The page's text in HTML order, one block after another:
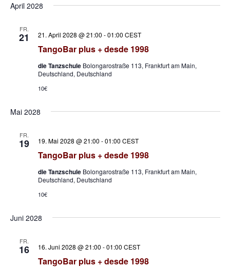
April 2028
FR.
21
TangoBar plus + desde 1998
21. April 2028 @ 21:00 -01:00 CEST
die Tanzschule Bolongarostraße 113, Frankfurt am Main,
Deutschland, Deutschland
10€
Mai 2028
FR.
19
TangoBar plus + desde 1998
19. Mai 2028 @ 21:00 -01:00 CEST
die Tanzschule Bolongarostraße 113, Frankfurt am Main,
Deutschland, Deutschland
10€
Juni 2028
FR.
16
TangoBar plus + desde 1998
16. Juni 2028 @ 21:00 -01:00 CEST